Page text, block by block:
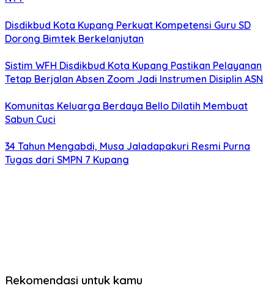
Disdikbud Kota Kupang Perkuat Kompetensi Guru SD
Dorong Bimtek Berkelanjutan
Sistim WFH Disdikbud Kota Kupang Pastikan Pelayanan
Tetap Berjalan Absen Zoom Jadi Instrumen Disiplin ASN
Komunitas Keluarga Berdaya Bello Dilatih Membuat
Sabun Cuci
34 Tahun Mengabdi, Musa Jaladapakuri Resmi Purna
Tugas dari SMPN 7 Kupang
Rekomendasi untuk kamu